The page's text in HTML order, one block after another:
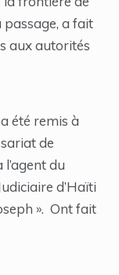
passage, a fait
aux autorités
été remis à
de
du
d’Haïti
». Ont fait